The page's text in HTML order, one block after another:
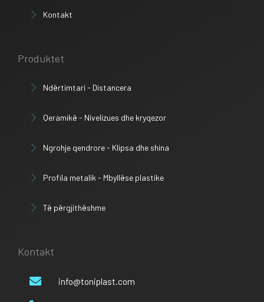
Kontakt
Produktet
Ndërtimtari - Distancera
Qeramikë - Nivelizues dhe kryqezor
Ngrohje qendrore - Klipsa dhe shina
Profila metalik - Mbyllëse plastike
Të përgjithëshme
Kontakt
info@toniplast.com